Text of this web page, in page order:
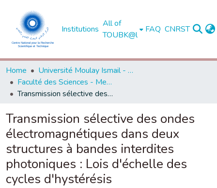
Institutions
All of
TOUBK@l
FAQ CNRST
Home
Université Moulay Ismail - Meknès -
Faculté des Sciences - Meknès
Transmission sélective des ondes électromagnétiques dans deux structures à bandes interdites photoniques : Lois d'échelle des cycles d'hystérésis
Transmission sélective des ondes
électromagnétiques dans deux
structures à bandes interdites
photoniques : Lois d'échelle des
cycles d'hystérésis